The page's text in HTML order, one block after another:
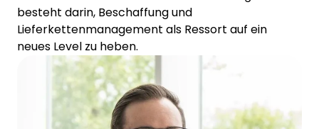
besteht darin, Beschaffung und
Lieferkettenmanagement als Ressort auf ein
neues Level zu heben.